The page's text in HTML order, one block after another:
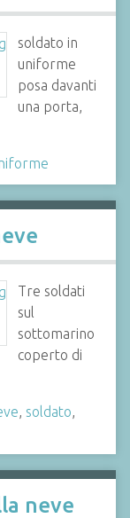
soldato in
uniforme
posa davanti
una porta,
Tre soldati
sul
sottomarino
coperto di
, soldato,
neve